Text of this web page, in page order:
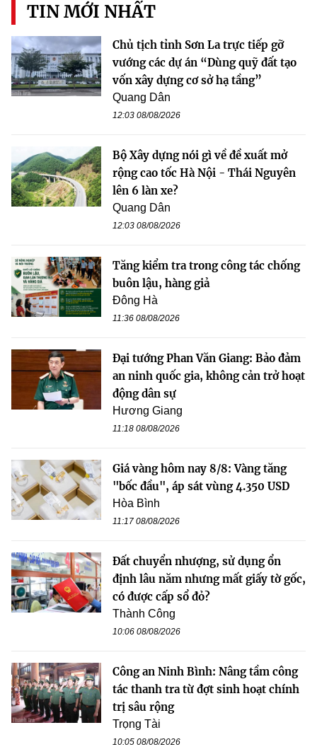
TIN MỚI NHẤT
Chủ tịch tỉnh Sơn La trực tiếp gỡ
vướng các dự án “Dùng quỹ đất tạo
vốn xây dựng cơ sở hạ tầng”
Quang Dân
12:03 08/08/2026
Bộ Xây dựng nói gì về đề xuất mở
rộng cao tốc Hà Nội - Thái Nguyên
lên 6 làn xe?
Quang Dân
12:03 08/08/2026
Tăng kiểm tra trong công tác chống
buôn lậu, hàng giả
Đông Hà
11:36 08/08/2026
Đại tướng Phan Văn Giang: Bảo đảm
an ninh quốc gia, không cản trở hoạt
động dân sự
Hương Giang
11:18 08/08/2026
Giá vàng hôm nay 8/8: Vàng tăng
"bốc đầu", áp sát vùng 4.350 USD
Hòa Bình
11:17 08/08/2026
Đất chuyển nhượng, sử dụng ổn
định lâu năm nhưng mất giấy tờ gốc,
có được cấp sổ đỏ?
Thành Công
10:06 08/08/2026
Công an Ninh Bình: Nâng tầm công
tác thanh tra từ đợt sinh hoạt chính
trị sâu rộng
Trọng Tài
10:05 08/08/2026